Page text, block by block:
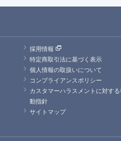
採用情報
特定商取引法に基づく表示
個人情報の取扱いについて
コンプライアンスポリシー
カスタマーハラスメントに対す
動指針
サイトマップ